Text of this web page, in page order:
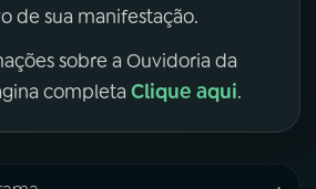
de sua manifestação.
sobre a Ouvidoria da
completa Clique aqui.